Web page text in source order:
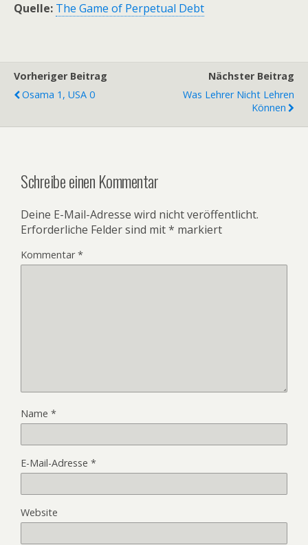
Quelle: The Game of Perpetual Debt
Vorheriger Beitrag
Osama 1, USA 0
Nächster Beitrag
Was Lehrer Nicht Lehren
Können
Schreibe einen Kommentar
Deine E-Mail-Adresse wird nicht veröffentlicht.
Erforderliche Felder sind mit* markiert
Kommentar*
Name *
E-Mail-Adresse *
Website